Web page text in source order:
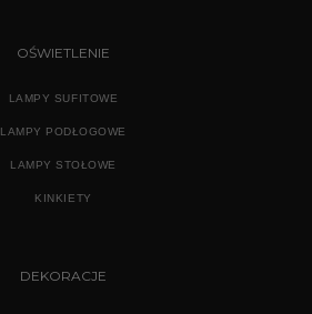
OŚWIETLENIE
LAMPY SUFITOWE
LAMPY PODŁOGOWE
LAMPY STOŁOWE
KINKIETY
DEKORACJE